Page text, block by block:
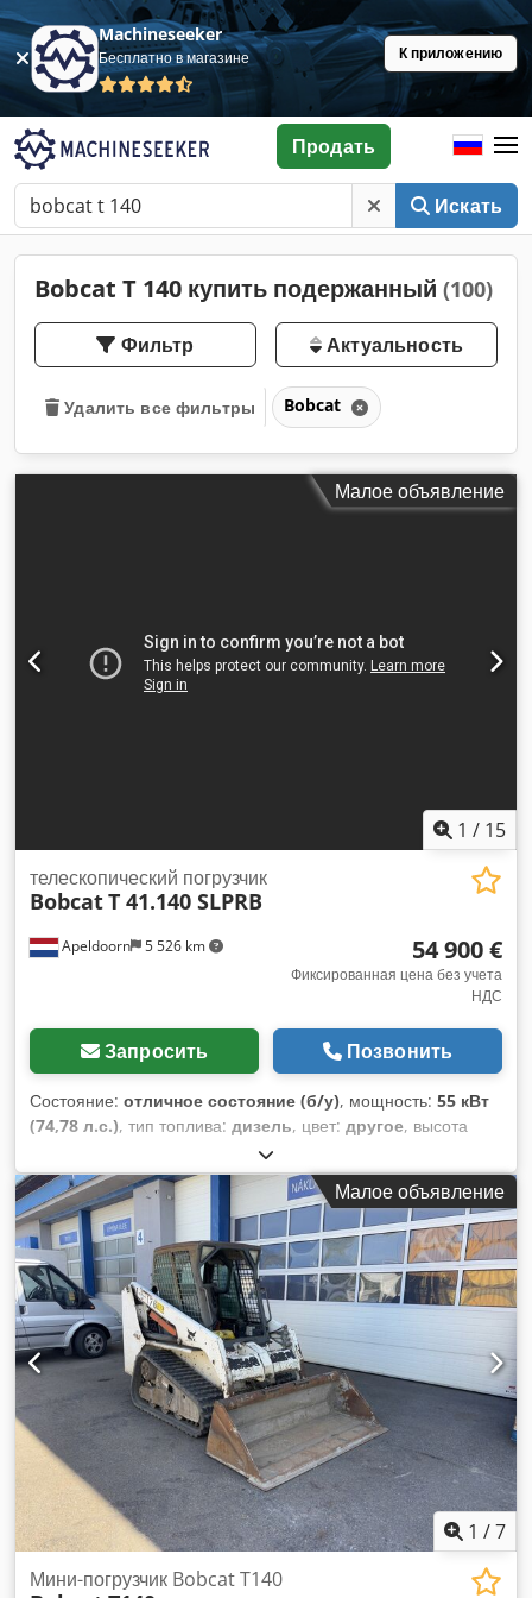
Machineseeker
Бесплатно в магазине К приложению
Искать
Продать
Bobcat T 140 купить подержанный (100)
Фильтр Актуальность
Удалить все фильтры Bobcat
Малое объявление
1 / 15
Apeldoorn 5 526 km
телескопический погрузчик
BobcatT 41.140 SLPRB
54 900 €
Фиксированная цена без учета
НДС
Запросить Позвонить
Состояние: отличное состояние (б/у), мощность: 55 кВт
(74,78 л.с.), тип топлива: дизель, цвет: другое, высота
, тип мачты:
2022, моточасы:1 210 h, Общая информация Год выпуска:
2022 Техническая информация Количество цилиндров: 4
Тип двигателя: Bobcat D34 Собственный вес: 10 180 кг
Габариты (Д x Ш x В): 611 x 242 x 252 см Функциональность
Грузоподъемность: 4 100 кг Максимальный вылет: 940 см
Система быстрой смены: Да Маркировка CE: да Состояние
Техническое состояние: очень хорошее Внешнее
состояние: очень хорошее = Дополнительные опции и
принадлежности = - 3-й гидравлический контур - Рабочая
фара - Вентилятор - Крылья - Вилы для паллет - Быстрая
смена - Сигнальный маяк - Опорные ноги = Примечания =
Chedpfxey U Ntvs Agdsa Привод Экологический стандарт
(Tier): Stage V / Tier IV final Общее Страна производства:
Франция
Малое объявление
1 /7
Мини-погрузчик Bobcat T140